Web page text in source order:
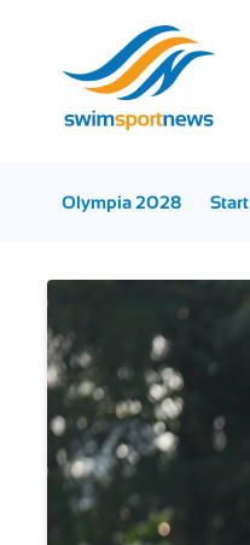
Olympia 2028 Start